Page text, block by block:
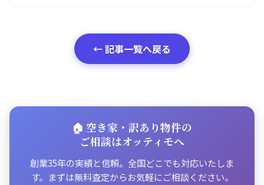
← 記事一覧へ戻る
🏠 空き家・訳あり物件の
ご相談はオッティモへ
創業35年の実績と信頼。全国どこでも対応いたしま
す。まずは無料査定からお気軽にご相談ください。